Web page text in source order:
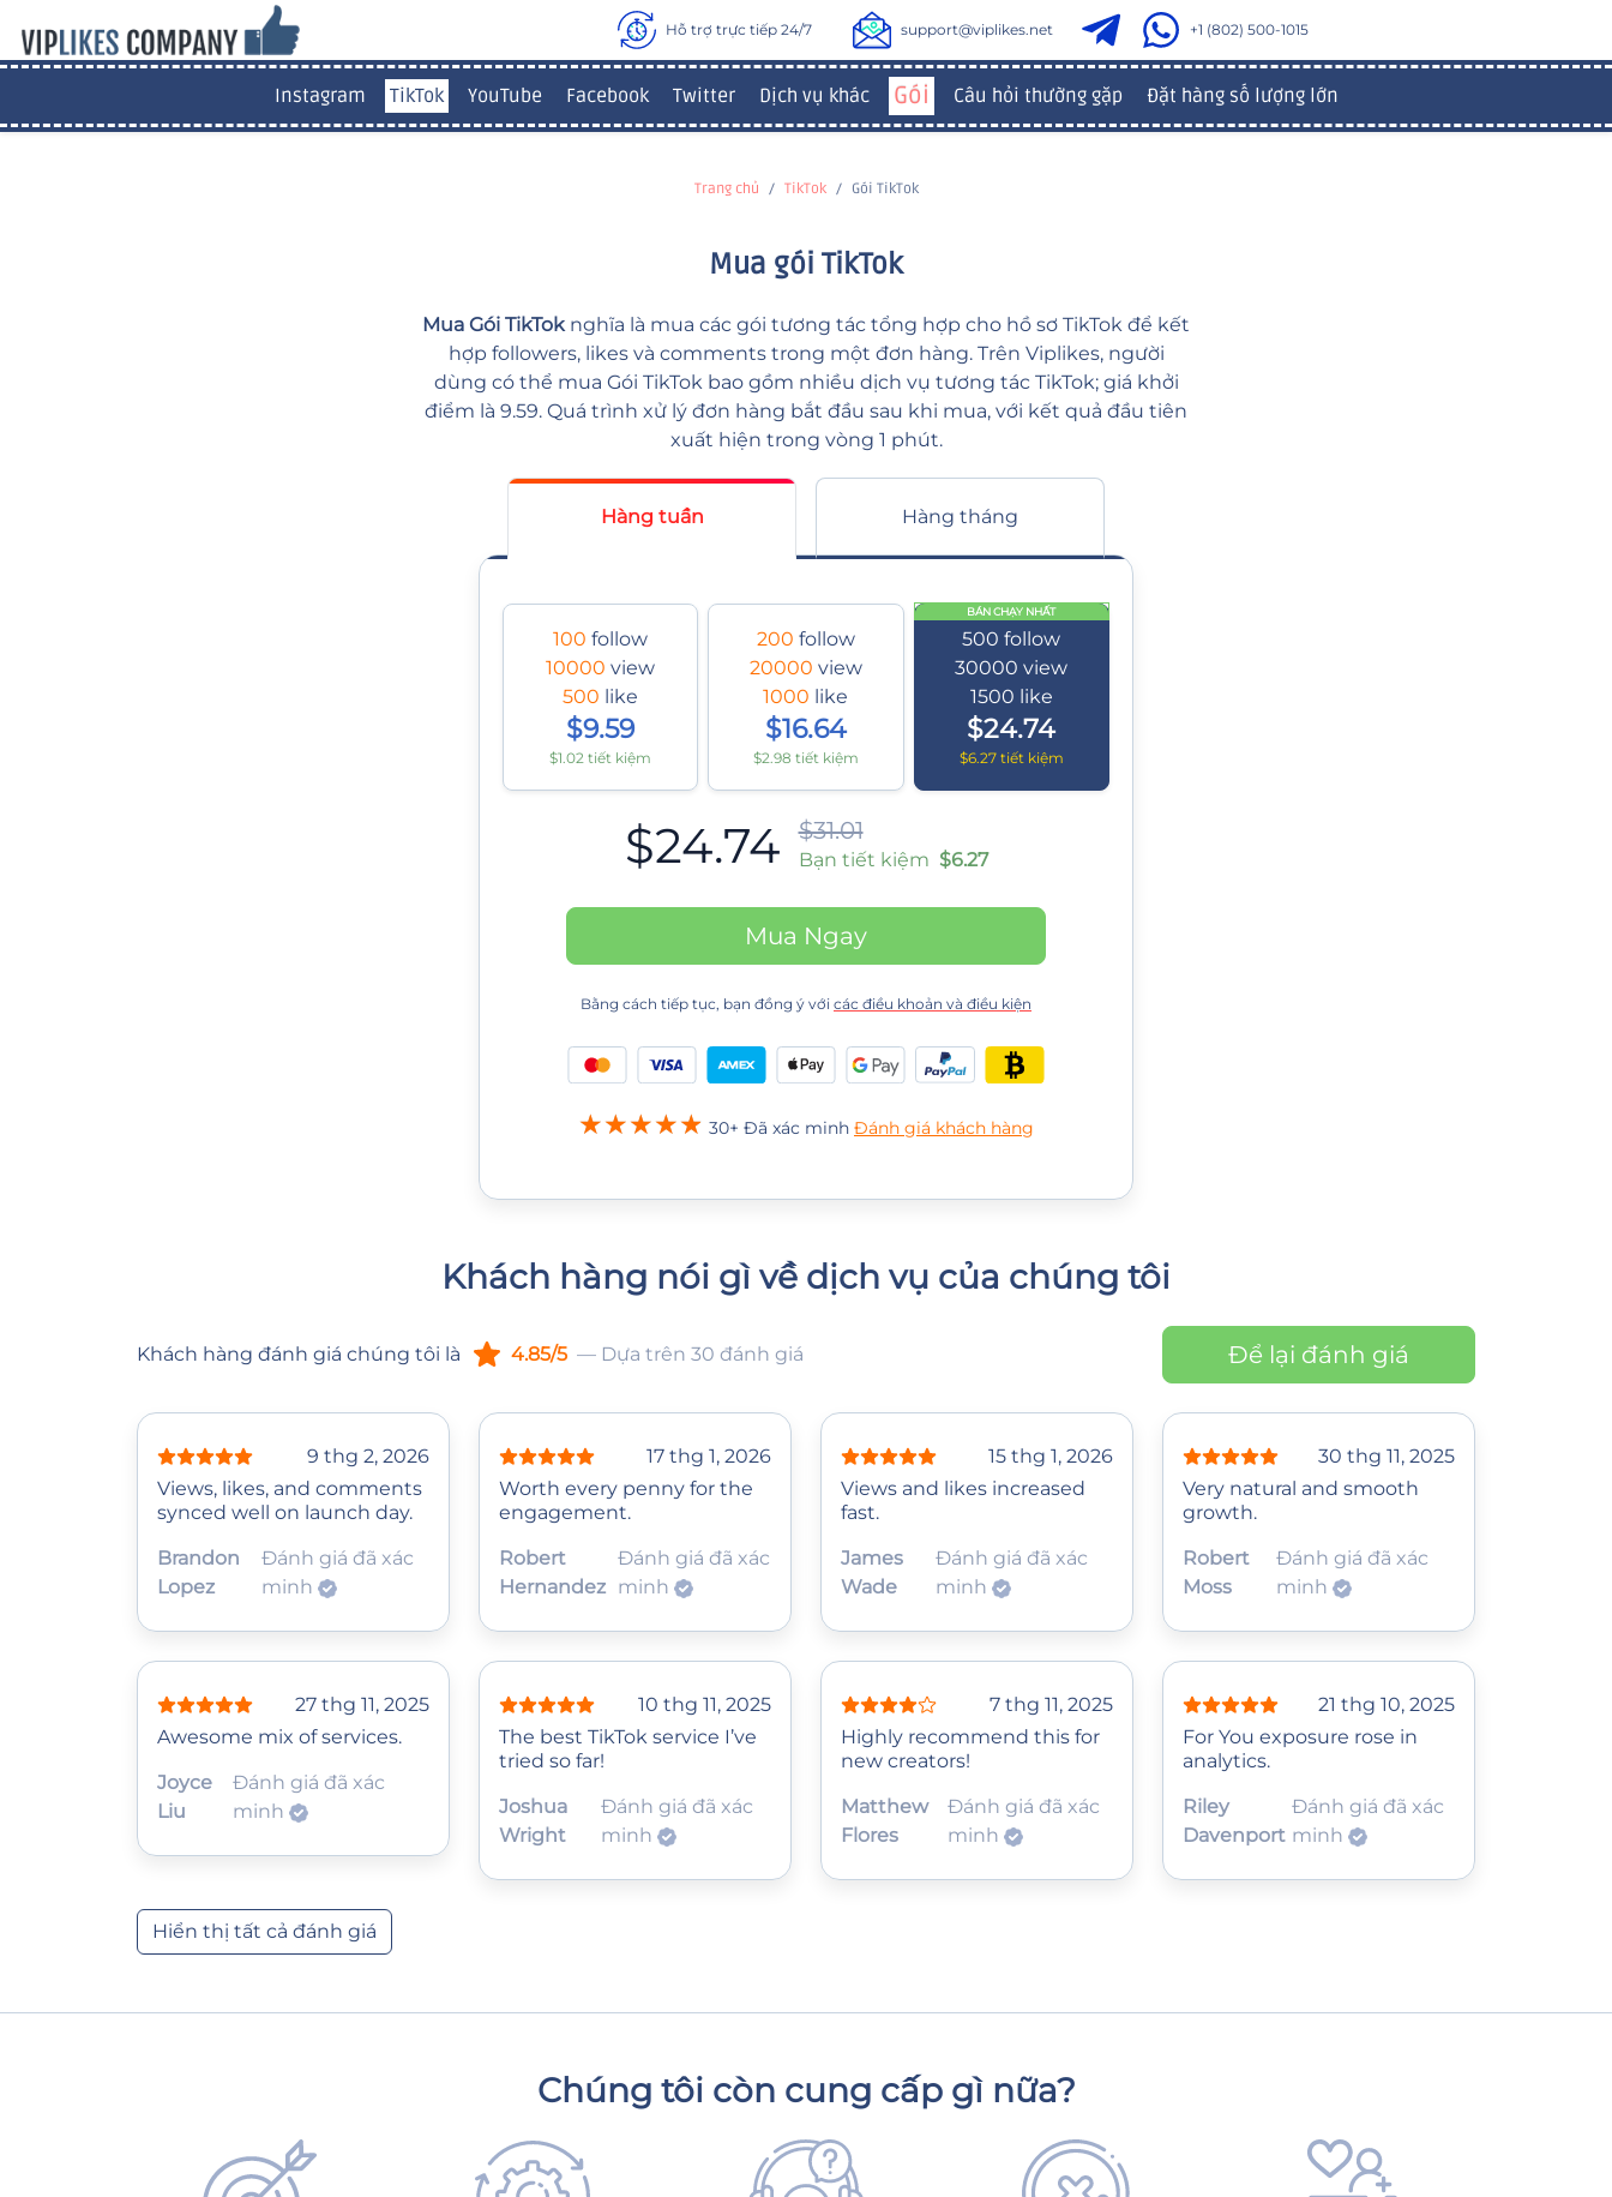
Hỗ trợ trực tiếp 24/7 support@viplikes.net +1 (802) 500-1015
Instagram TikTok YouTube Facebook Twitter Dịch vụ khác Gói Câu hỏi thường gặp Đặt hàng số lượng lớn
Trang chủ TikTok Gói TikTok
Mua gói TikTok
Mua Gói TikToknghĩa là mua các gói tương tác tổng hợp cho hồ sơ TikTok để kết
hợp followers, likes và comments trong một đơn hàng. Trên Viplikes, người
dùng có thể mua Gói TikTok bao gồm nhiều dịch vụ tương tác TikTok; giá khởi
điểm là 9.59. Quá trình xử lý đơn hàng bắt đầu sau khi mua, với kết quả đầu tiên
xuất hiện trong vòng 1 phút.
Hàng tuần Hàng tháng
100follow
10000view
500 like
$9.59
$1.02 tiết kiệm
200 follow
20000 view
1000 like
$16.64
$2.98 tiết kiệm
BÁN CHẠY NHẤT
500follow
30000view
1500 like
$24.74
$6.27 tiết kiệm
$24.74 $31.01
Bạn tiết kiệm $6.27
Mua Ngay
Bằng cách tiếp tục, bạn đồng ý với các điều khoản và điều kiện
30+ Đã xác minh Đánh giá khách hàng
Khách hàng nói gì về dịch vụ của chúng tôi
Khách hàng đánh giá chúng tôi là 4.85/5 — Dựa trên 30 đánh giá Để lại đánh giá
9 thg 2, 2026
Views, likes, and comments
synced well on launch day.
Brandon
Lopez
Đánh giá đã xác
minh
17 thg 1, 2026
Worth every penny for the
engagement.
Robert
Hernandez
Đánh giá đã xác
minh
15 thg 1, 2026
Views and likes increased
fast.
James
Wade
Đánh giá đã xác
minh
30 thg 11, 2025
Very natural and smooth
growth.
Robert
Moss
Đánh giá đã xác
minh
27 thg 11, 2025
Awesome mix of services.
Joyce
Liu
Đánh giá đã xác
minh
10 thg 11, 2025
The best TikTok service I’ve
tried so far!
Joshua
Wright
Đánh giá đã xác
minh
7 thg 11, 2025
Highly recommend this for
new creators!
Matthew
Flores
Đánh giá đã xác
minh
21 thg 10, 2025
For You exposure rose in
analytics.
Riley
Davenport
Đánh giá đã xác
minh
Hiển thị tất cả đánh giá
Chúng tôi còn cung cấp gì nữa?